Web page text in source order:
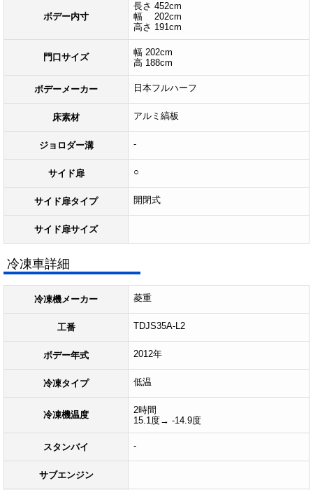
ボデー内寸
長さ 452cm
幅 202cm
高さ 191cm
門口サイズ
幅 202cm
高 188cm
ボデーメーカー 日本フルハーフ
床素材 アルミ縞板
ジョロダー溝 -
サイド扉 ○
サイド扉タイプ 開閉式
サイド扉サイズ
冷凍車詳細
冷凍機メーカー 菱重
工番 TDJS35A-L2
ボデー年式 2012年
冷凍タイプ 低温
冷凍機温度
2時間
15.1度→ -14.9度
スタンバイ -
サブエンジン